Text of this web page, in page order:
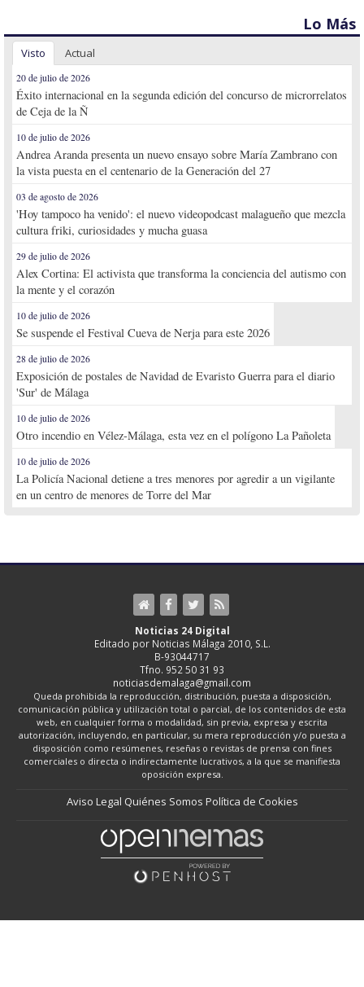
Lo Más
Visto Actual
20 de julio de 2026
Éxito internacional en la segunda edición del concurso de microrrelatos
de Ceja de la Ñ
10 de julio de 2026
Andrea Aranda presenta un nuevo ensayo sobre María Zambrano con
la vista puesta en el centenario de la Generación del 27
03 de agosto de 2026
'Hoy tampoco ha venido': el nuevo videopodcast malagueño que mezcla
cultura friki, curiosidades y mucha guasa
29 de julio de 2026
Alex Cortina: El activista que transforma la conciencia del autismo con
la mente y el corazón
10 de julio de 2026
Se suspende el Festival Cueva de Nerja para este 2026
28 de julio de 2026
Exposición de postales de Navidad de Evaristo Guerra para el diario
'Sur' de Málaga
10 de julio de 2026
Otro incendio en Vélez-Málaga, esta vez en el polígono La Pañoleta
10 de julio de 2026
La Policía Nacional detiene a tres menores por agredir a un vigilante
en un centro de menores de Torre del Mar
Noticias 24 Digital
Editado por Noticias Málaga 2010, S.L.
B-93044717
Tfno. 952 50 31 93
noticiasdemalaga@gmail.com
Queda prohibida la reproducción, distribución, puesta a disposición,
comunicación pública y utilización total o parcial, de los contenidos de esta
web, en cualquier forma o modalidad, sin previa, expresa y escrita
autorización, incluyendo, en particular, su mera reproducción y/o puesta a
disposición como resúmenes, reseñas o revistas de prensa con fines
comerciales o directa o indirectamente lucrativos, a la que se manifiesta
oposición expresa.
Aviso Legal Quiénes Somos Política de Cookies